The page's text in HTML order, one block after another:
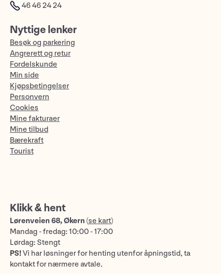
46 46 24 24
Nyttige lenker
Besøk og parkering
Angrerett og retur
Fordelskunde
Min side
Kjøpsbetingelser
Personvern
Cookies
Mine fakturaer
Mine tilbud
Bærekraft
Tourist
Klikk & hent
Lørenveien 68, Økern (se kart)
Mandag - fredag: 10:00 - 17:00
Lørdag: Stengt
PS!Vi har løsninger for henting utenfor åpningstid, ta
kontakt for nærmere avtale.